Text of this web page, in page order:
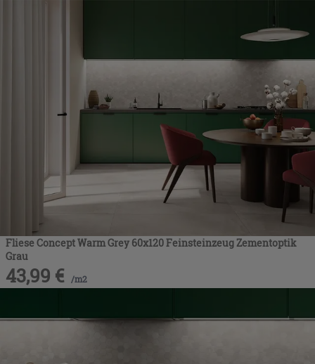
Fliese Concept Warm Grey 60x120 Feinsteinzeug Zementoptik
Grau
43,99 € /m2